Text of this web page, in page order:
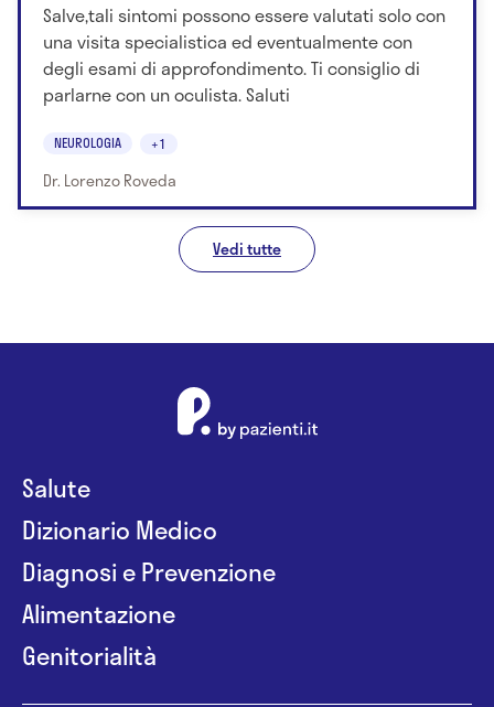
Salve,tali sintomi possono essere valutati solo con
una visita specialistica ed eventualmente con
degli esami di approfondimento. Ti consiglio di
parlarne con un oculista. Saluti
NEUROLOGIA +1
Dr. Lorenzo Roveda
Vedi tutte
Salute
Dizionario Medico
Diagnosi e Prevenzione
Alimentazione
Genitorialità